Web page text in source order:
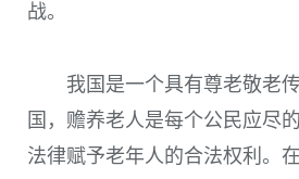
战。
我国是一个具有尊老敬老
国，赡养老人是每个公民应尽
法律赋予老年人的合法权利。